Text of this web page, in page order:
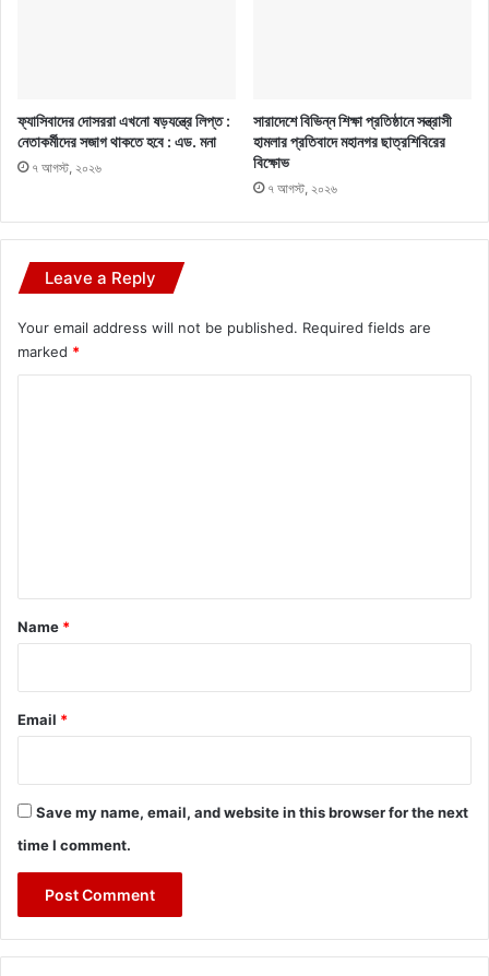
ফ্যাসিবাদের দোসররা এখনো ষড়যন্ত্রে লিপ্ত :
নেতাকর্মীদের সজাগ থাকতে হবে : এড. মনা
৭ আগস্ট, ২০২৬
সারাদেশে বিভিন্ন শিক্ষা প্রতিষ্ঠানে সন্ত্রাসী
হামলার প্রতিবাদে মহানগর ছাত্রশিবিরের
বিক্ষোভ
৭ আগস্ট, ২০২৬
Leave a Reply
Your email address will not be published. Required fields are
marked *
*
Name *
Email *
Save my name, email, and website in this browser for the next
time I comment.